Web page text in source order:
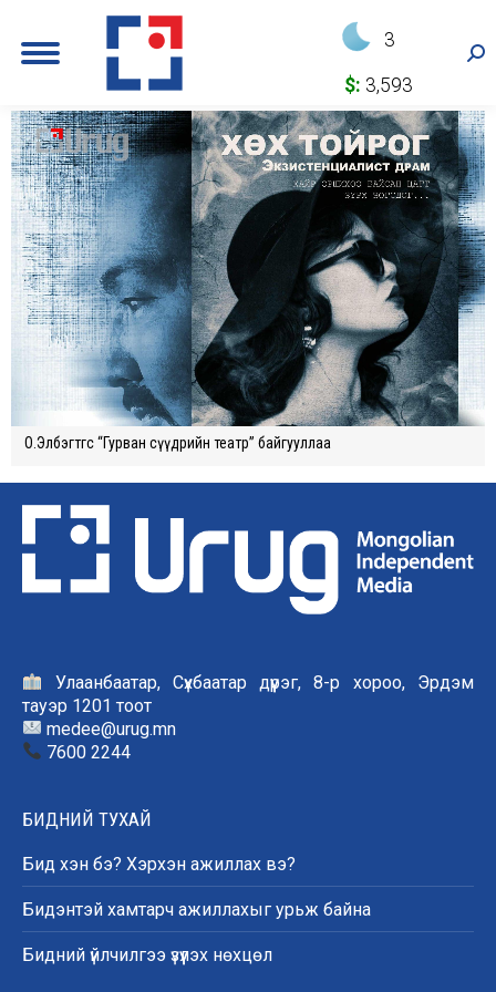
3
$: 3,593
О.Элбэгтөгс “Гурван сүүдрийн театр” байгууллаа
Улаанбаатар, Сүхбаатар дүүрэг, 8-р хороо, Эрдэм
тауэр 1201 тоот
medee@urug.mn
7600 2244
БИДНИЙ ТУХАЙ
Бид хэн бэ? Хэрхэн ажиллах вэ?
Бидэнтэй хамтарч ажиллахыг урьж байна
Бидний үйлчилгээ үзүүлэх нөхцөл